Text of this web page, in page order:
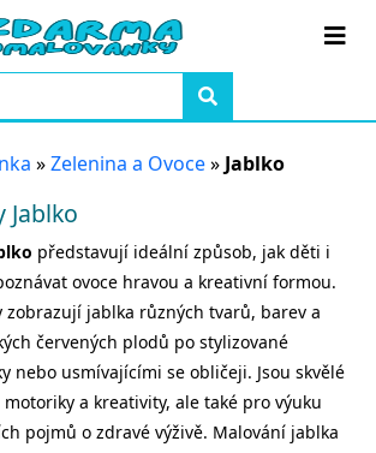
»Zelenina a Ovoce» Jablko
Jablko
představují ideální způsob, jak děti i
ovoce hravou a kreativní formou.
zobrazují jablka různých tvarů, barev a
červených plodů po stylizované
nebo usmívajícími se obličeji. Jsou skvělé
a kreativity, ale také pro výuku
pojmů o zdravé výživě. Malování jablka